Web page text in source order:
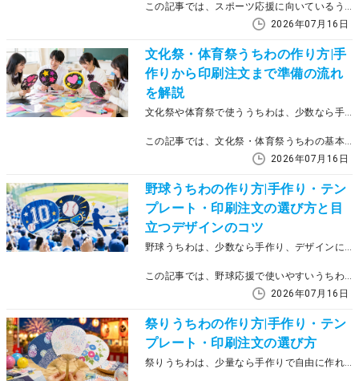
この記事では、スポーツ応援に向いているうちわの選び方、チームカラーや応援メッセージを使ったデザインの考え方、発注時に確認したい納期や金額のポイントを紹介します。複数枚を同じデザインでそろえたい場合や、テンプレートを使って作成したい場合は、印刷サービスを利用する方法もあわせて確認しておきましょう。
2026年07月16日
文化祭・体育祭うちわの作り方|手
作りから印刷注文まで準備の流れ
を解説
文化祭や体育祭で使ううちわは、少数なら手作り、クラスや部活などでまとまった数をそろえるなら印刷注文も選択肢になります。作る枚数や準備期間、仕上がりの統一感を比べて選ぶと、準備方法を決めやすくなります。
この記事では、文化祭・体育祭うちわの基本的な作り方、デザインの考え方、手作りと印刷注文の使い分け、サイズや納期の確認ポイントを解説します。デザインに迷う場合はテンプレートの活用も視野に入れながら、開催日に間に合う準備方法を確認していきましょう。
2026年07月16日
野球うちわの作り方|手作り・テン
プレート・印刷注文の選び方と目
立つデザインのコツ
野球うちわは、少数なら手作り、デザインに不安がある場合はテンプレート利用、チームや保護者会で複数枚をそろえる場合は印刷注文が向いています。
この記事では、野球応援で使いやすいうちわの作り方、目立つデザインの考え方、サイズや作成方法の選び方を解説します。試合日までの準備や仕上がりを考えながら、自分に合う作り方を選べるように整理していきます。
2026年07月16日
祭りうちわの作り方|手作り・テン
プレート・印刷注文の選び方
祭りうちわは、少量なら手作りで自由に作れますが、来場者への配布や店舗・地域イベントでまとまった枚数を用意する場合は、印刷注文も検討すると準備しやすくなります。